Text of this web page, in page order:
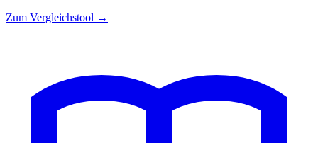
Zum Vergleichstool →